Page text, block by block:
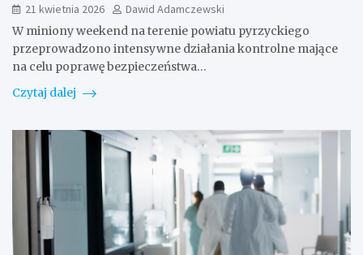
21 kwietnia 2026
Dawid Adamczewski
W miniony weekend na terenie powiatu pyrzyckiego
przeprowadzono intensywne działania kontrolne mające
na celu poprawę bezpieczeństwa…
Czytaj dalej